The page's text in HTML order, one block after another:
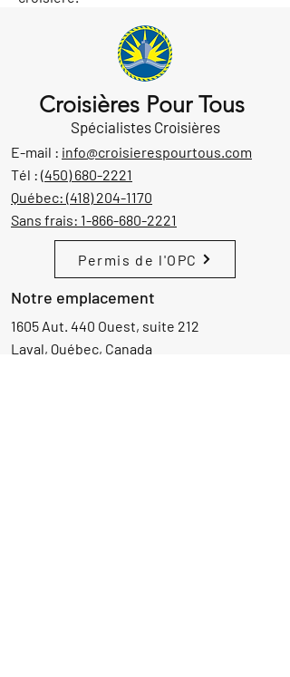
Croisières Pour Tous
Spécialistes Croisières
E-mail : info@croisierespourtous.com
Tél : (450) 680-2221
Québec: (418) 204-1170
Sans frais: 1-866-680-2221
Permis de l'OPC
Notre emplacement
1605 Aut. 440 Ouest, suite 212
Laval, Québec, Canada